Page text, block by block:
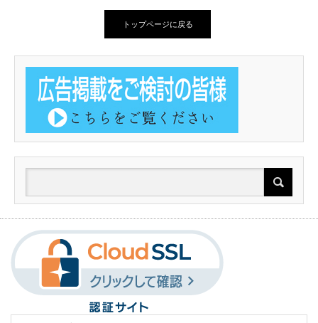
トップページに戻る